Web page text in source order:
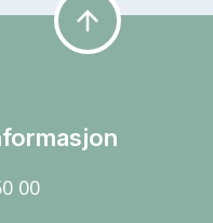
arrow_upward
00